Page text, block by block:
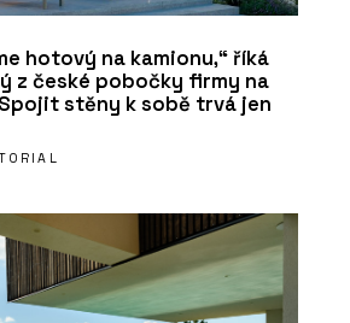
hotový na kamionu,“ říká
z české pobočky firmy na
stěny k sobě trvá jen